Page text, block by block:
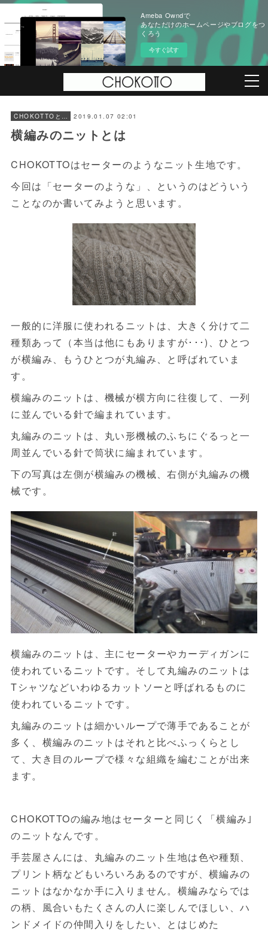
Ameba Owndで
あなただけのホームページやブログをつ
くろう
今すぐ試す
CHOKOTTOとは 2019.01.07 02:01
横編みのニットとは
CHOKOTTOはセーターのようなニット生地です。
今回は「セーターのような」、というのはどういう
ことなのか書いてみようと思います。
一般的に洋服に使われるニットは、大きく分けて二
種類あって（本当は他にもありますが･･･)、ひとつ
が横編み、もうひとつが丸編み、と呼ばれていま
す。
横編みのニットは、機械が横方向に往復して、一列
に並んでいる針で編まれています。
丸編みのニットは、丸い形機械のふちにぐるっと一
周並んでいる針で筒状に編まれています。
下の写真は左側が横編みの機械、右側が丸編みの機
械です。
横編みのニットは、主にセーターやカーディガンに
使われているニットです。そして丸編みのニットは
Tシャツなどいわゆるカットソーと呼ばれるものに
使われているニットです。
丸編みのニットは細かいループで薄手であることが
多く、横編みのニットはそれと比べふっくらとし
て、大き目のループで様々な組織を編むことが出来
ます。
CHOKOTTOの編み地はセーターと同じく「横編み｣
のニットなんです。
手芸屋さんには、丸編みのニット生地は色や種類、
プリント柄などもいろいろあるのですが、横編みの
ニットはなかなか手に入りません。横編みならでは
の柄、風合いもたくさんの人に楽しんでほしい、ハ
ンドメイドの仲間入りをしたい、とはじめた